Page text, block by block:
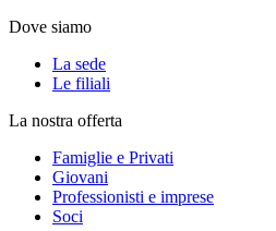
Dove siamo
La sede
Le filiali
La nostra offerta
Famiglie e Privati
Giovani
Professionisti e imprese
Soci